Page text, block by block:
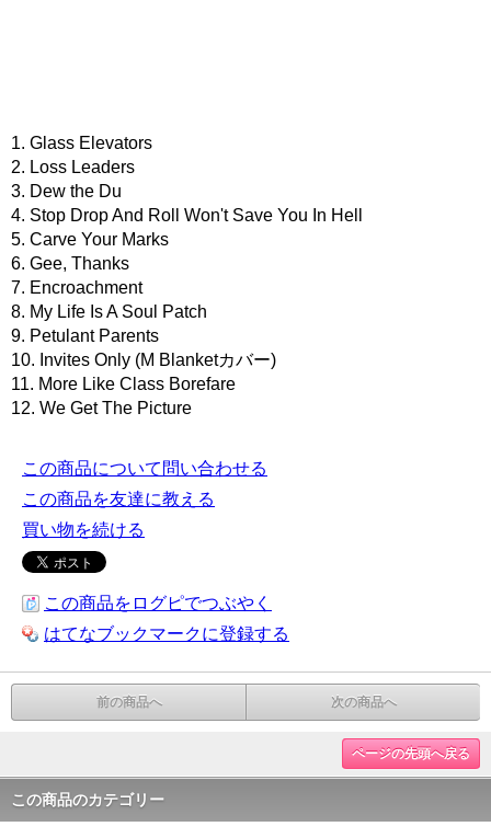
1. Glass Elevators
2. Loss Leaders
3. Dew the Du
4. Stop Drop And Roll Won't Save You In Hell
5. Carve Your Marks
6. Gee, Thanks
7. Encroachment
8. My Life Is A Soul Patch
9. Petulant Parents
10. Invites Only (M Blanketカバー)
11. More Like Class Borefare
12. We Get The Picture
この商品について問い合わせる
この商品を友達に教える
買い物を続ける
この商品をログピでつぶやく
はてなブックマークに登録する
前の商品へ 次の商品へ
ページの先頭へ戻る
この商品のカテゴリー